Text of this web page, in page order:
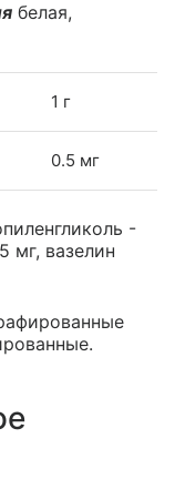
белая,
1 г
0.5 мг
-
мг, вазелин